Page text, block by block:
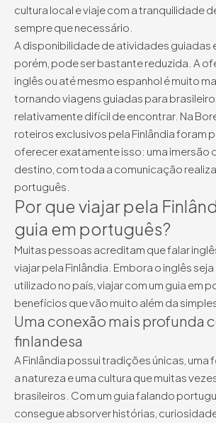
cultura local e viaje com a tranquilidade
sempre que necessário.
A disponibilidade de atividades guiadas
porém, pode ser bastante reduzida. A
inglês ou até mesmo espanhol é muito
tornando viagens guiadas para
relativamente difícil de encontrar. Na
roteiros exclusivos pela Finlândia foram
oferecer exatamente isso: uma imersão
destino, com toda a comunicação
português.
Por que viajar pela
guia em português?
Muitas pessoas acreditam que falar
viajar pela Finlândia. Embora o inglês
utilizado no país, viajar com um guia em
benefícios que vão muito além da
Uma conexão mais profunda
finlandesa
A Finlândia possui tradições únicas, uma
a natureza e uma cultura que muitas
brasileiros. Com um guia falando
consegue absorver histórias,